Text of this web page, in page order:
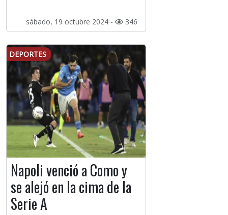
sábado, 19 octubre 2024 - 346
DEPORTES
Napoli venció a Como y
se alejó en la cima de la
Serie A